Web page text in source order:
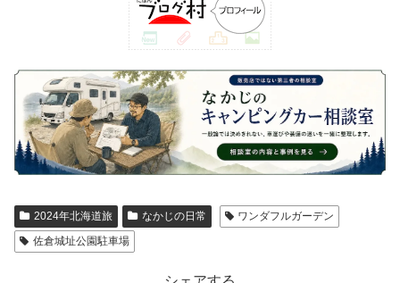
2024年北海道旅 なかじの日常
ワンダフルガーデン
佐倉城址公園駐車場